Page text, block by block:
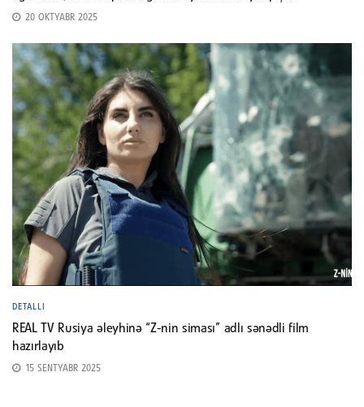
20 OKTYABR 2025
DETALLI
REAL TV Rusiya əleyhinə “Z-nin siması” adlı sənədli film
hazırlayıb
15 SENTYABR 2025